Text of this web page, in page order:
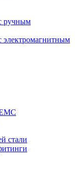
ручным
электромагнитным
ЕМС
стали